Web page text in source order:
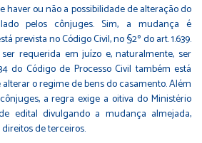
haver ou não a possibilidade de alteração do
pelos cônjuges. Sim, a mudança é
prevista no Código Civil, no §2º do art. 1.639.
requerida em juízo e, naturalmente, ser
do Código de Processo Civil também está
o regime de bens do casamento. Além
a regra exige a oitiva do Ministério
edital divulgando a mudança almejada,
de terceiros.